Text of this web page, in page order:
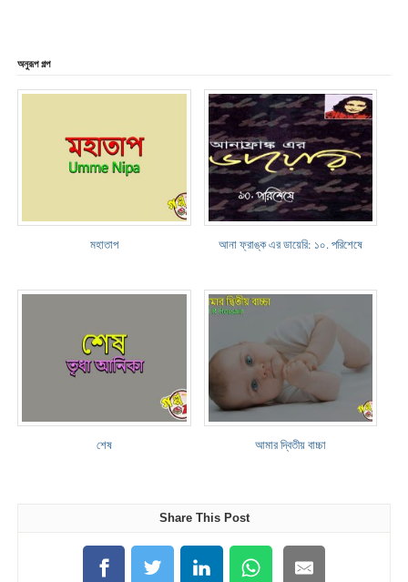
অনুরূপ গল্প
মহাতাপ আনা ফ্রাঙ্ক এর ডায়েরি: ১০. পরিশেষে
শেষ আমার দ্বিতীয় বাচ্চা
Share This Post